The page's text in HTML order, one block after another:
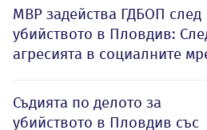
МВР задейства ГДБОП след
убийството в Пловдив:
агресията в социалните
Съдията по делото за
убийството в Пловдив със